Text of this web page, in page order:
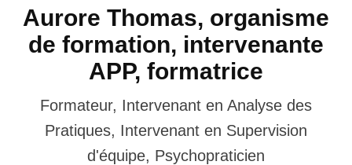
Aurore Thomas, organisme
de formation, intervenante
APP, formatrice
Formateur, Intervenant en Analyse des
Pratiques, Intervenant en Supervision
d'équipe, Psychopraticien